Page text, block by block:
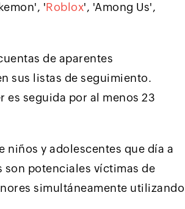
'Roblox', 'Among Us',
de aparentes
sus listas de seguimiento.
es seguida por al menos 23
niños y adolescentes que día a
son potenciales víctimas de
simultáneamente utilizando